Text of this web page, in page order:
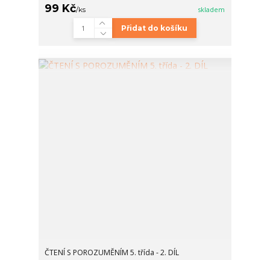
99 Kč/ks skladem
Přidat do košíku
ČTENÍ S POROZUMĚNÍM 5. třída - 2. DÍL